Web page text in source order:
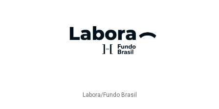
Labora/Fundo Brasil